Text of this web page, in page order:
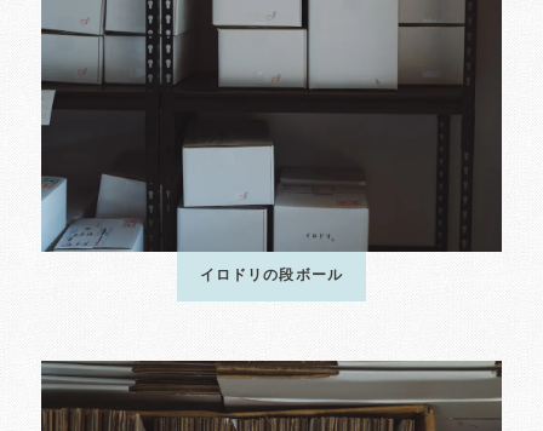
イロドリの段ボール